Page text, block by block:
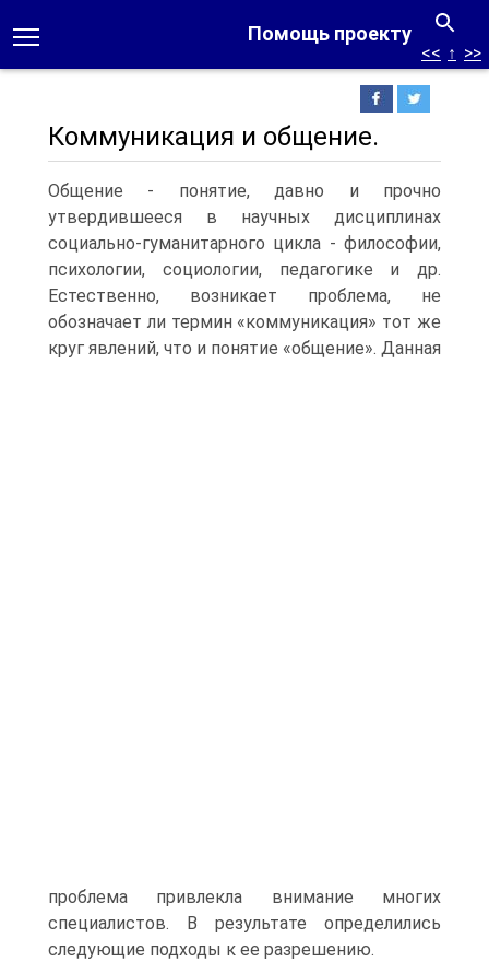
Помощь проекту
<< ↑ >>
Коммуникация и общение.
Общение - понятие, давно и прочно
утвердившееся в научных дисциплинах
социально-гуманитарного цикла - философии,
психологии, социологии, педагогике и др.
Естественно, возникает проблема, не
обозначает ли термин «коммуникация» тот же
круг явлений, что и понятие «общение». Данная
проблема привлекла внимание многих
специалистов. В результате определились
следующие подходы к ее разрешению.